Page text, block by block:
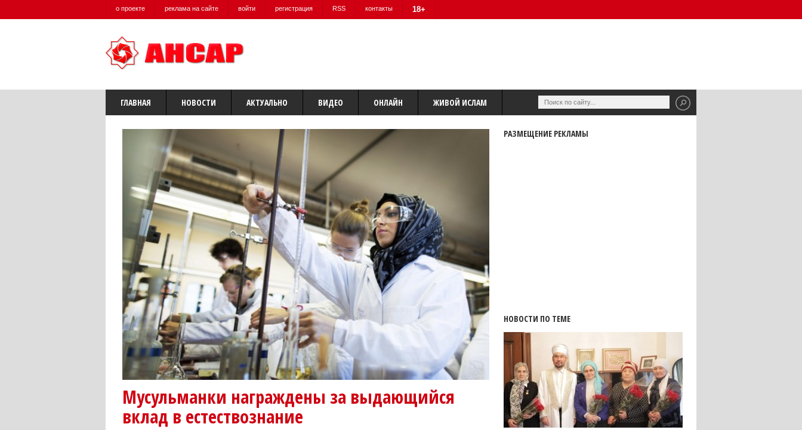
о проекте реклама на сайте войти регистрация RSS контакты 18+
ГЛАВНАЯ НОВОСТИ АКТУАЛЬНО ВИДЕО ОНЛАЙН ЖИВОЙ ИСЛАМ
Мусульманки награждены за выдающийся
вклад в естествознание
РАЗМЕЩЕНИЕ РЕКЛАМЫ
НОВОСТИ ПО ТЕМЕ